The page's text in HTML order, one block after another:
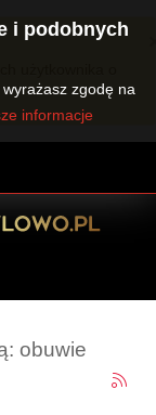
użytkownika o
obuwie
i podobnych
zgodę na
informacje